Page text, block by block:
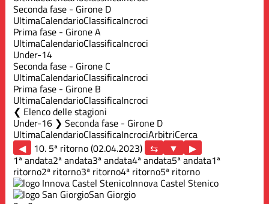
Seconda fase - Girone D
UltimaCalendarioClassificaIncroci
Prima fase - Girone A
UltimaCalendarioClassificaIncroci
Under-14
Seconda fase - Girone C
UltimaCalendarioClassificaIncroci
Prima fase - Girone B
UltimaCalendarioClassificaIncroci
Elenco delle stagioni
Under-16 ❯ Seconda fase - Girone D
UltimaCalendarioClassificaIncrociArbitriCerca
◀
10. 5ª ritorno (02.04.2023)
▶
1ª andata2ª andata3ª andata4ª andata5ª andata1ª
ritorno2ª ritorno3ª ritorno4ª ritorno5ª ritorno
Innova Castel Stenico
San Giorgio